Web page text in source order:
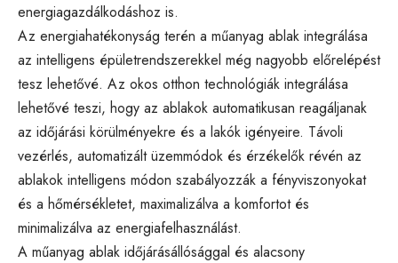
energiagazdálkodáshoz is.
Az energiahatékonyság terén a műanyag ablak integrálása
az intelligens épületrendszerekkel még nagyobb előrelépést
tesz lehetővé. Az okos otthon technológiák integrálása
lehetővé teszi, hogy az ablakok automatikusan reagáljanak
az időjárási körülményekre és a lakók igényeire. Távoli
vezérlés, automatizált üzemmódok és érzékelők révén az
ablakok intelligens módon szabályozzák a fényviszonyokat
és a hőmérsékletet, maximalizálva a komfortot és
minimalizálva az energiafelhasználást.
A műanyag ablak időjárásállósággal és alacsony